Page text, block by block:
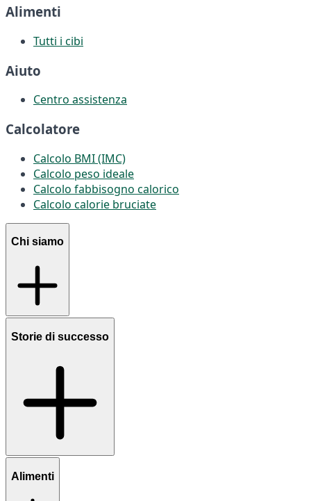
Alimenti
Tutti i cibi
Aiuto
Centro assistenza
Calcolatore
Calcolo BMI (IMC)
Calcolo peso ideale
Calcolo fabbisogno calorico
Calcolo calorie bruciate
Chi siamo
Storie di successo
Alimenti